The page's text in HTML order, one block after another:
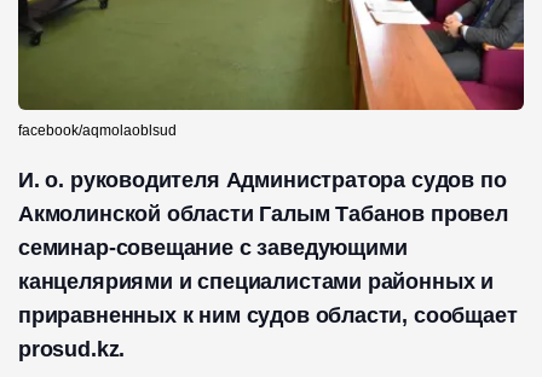
facebook/aqmolaoblsud
И. о. руководителя Администратора судов по
Акмолинской области Галым Табанов провел
семинар-совещание с заведующими
канцеляриями и специалистами районных и
приравненных к ним судов области, сообщает
prosud.kz.